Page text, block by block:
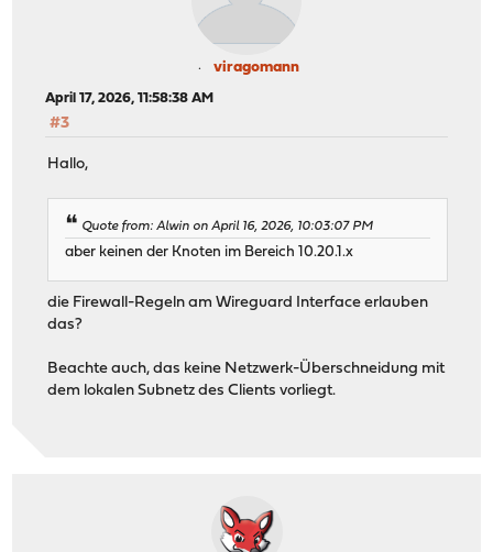
viragomann
April 17, 2026, 11:58:38 AM
#3
Hallo,
Quote from: Alwin on April 16, 2026, 10:03:07 PM
aber keinen der Knoten im Bereich 10.20.1.x
die Firewall-Regeln am Wireguard Interface erlauben
das?
Beachte auch, das keine Netzwerk-Überschneidung mit
dem lokalen Subnetz des Clients vorliegt.